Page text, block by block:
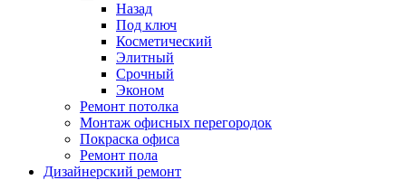
Назад
Под ключ
Косметический
Элитный
Срочный
Эконом
Ремонт потолка
Монтаж офисных перегородок
Покраска офиса
Ремонт пола
Дизайнерский ремонт